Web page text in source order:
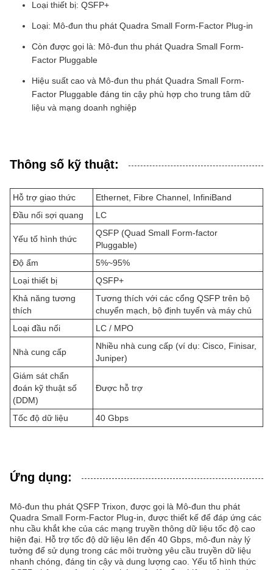
Loại thiết bị: QSFP+
Loại: Mô-đun thu phát Quadra Small Form-Factor Plug-in
Còn được gọi là: Mô-đun thu phát Quadra Small Form-
Factor Pluggable
Hiệu suất cao và Mô-đun thu phát Quadra Small Form-
Factor Pluggable đáng tin cậy phù hợp cho trung tâm dữ
liệu và mạng doanh nghiệp
Thông số kỹ thuật:
Hỗ trợ giao thức
Ethernet, Fibre Channel, InfiniBand
Đầu nối sợi quang
LC
Yếu tố hình thức
QSFP (Quad Small Form-factor
Pluggable)
Độ ẩm
5%~95%
Loại thiết bị
QSFP+
Khả năng tương
thích
Tương thích với các cổng QSFP trên bộ
chuyển mạch, bộ định tuyến và máy chủ
Loại đầu nối
LC / MPO
Nhà cung cấp
Nhiều nhà cung cấp (ví dụ: Cisco, Finisar,
Juniper)
Giám sát chẩn
đoán kỹ thuật số
(DDM)
Được hỗ trợ
Tốc độ dữ liệu 40 Gbps
Ứng dụng:
Mô-đun thu phát QSFP Trixon, được gọi là Mô-đun thu phát
Quadra Small Form-Factor Plug-in, được thiết kế để đáp ứng các
nhu cầu khắt khe của các mạng truyền thông dữ liệu tốc độ cao
hiện đại. Hỗ trợ tốc độ dữ liệu lên đến 40 Gbps, mô-đun này lý
tưởng để sử dụng trong các môi trường yêu cầu truyền dữ liệu
nhanh chóng, đáng tin cậy và dung lượng cao. Yếu tố hình thức